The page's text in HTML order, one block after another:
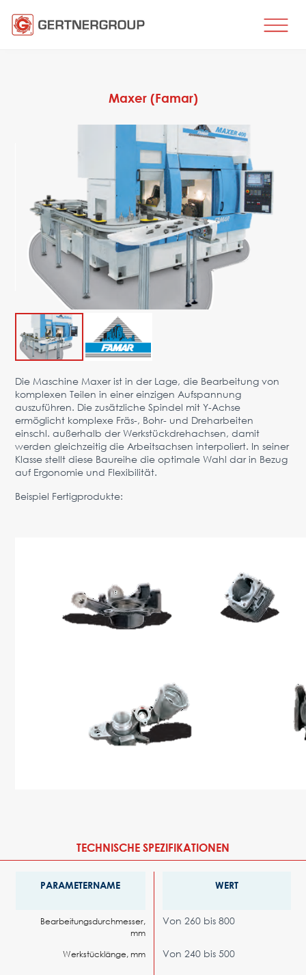
Über uns News Kontakt
Österreich,
Wien
vienna@gertnergroup.com
Schreib uns
+43 1 588 10 0
Herstellung von Flachwalzerzeugnissen
Herstellung von Rohren und Profilen
Wärmebehandlung
Beschichten
Engineering, Beratung
Ersatzteile
ERSATZTEILE
Vorteile
Anfrage
PARTNER
Maxer (Famar)
Die Maschine Maxer ist in der Lage, die Bearbeitung von
komplexen Teilen in einer einzigen Aufspannung
auszuführen. Die zusätzliche Spindel mit Y-Achse
ermöglicht komplexe Fräs-, Bohr- und Dreharbeiten
einschl. außerhalb der Werkstückdrehachsen, damit
werden gleichzeitig die Arbeitsachsen interpoliert. In seiner
Klasse stellt diese Baureihe die optimale Wahl dar in Bezug
auf Ergonomie und Flexibilität.
Beispiel Fertigprodukte:
TECHNISCHE SPEZIFIKATIONEN
PARAMETERNAME WERT
Bearbeitungsdurchmesser,
mm
Von 260 bis 800
Werkstücklänge, mm Von 240 bis 500